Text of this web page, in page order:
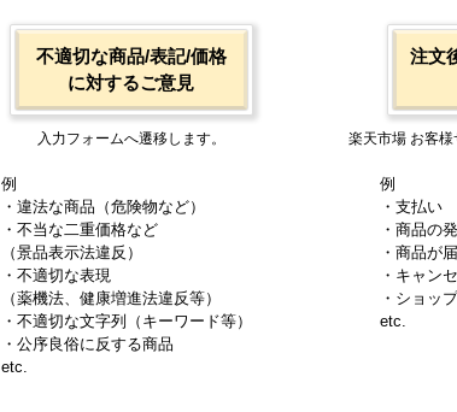
不適切な商品/表記/価格
に対するご意見
入力フォームへ遷移します。
例
・違法な商品（危険物など）
・不当な二重価格など
（景品表示法違反）
・不適切な表現
（薬機法、健康増進法違反等）
・不適切な文字列（キーワード等）
・公序良俗に反する商品
etc.
注文
楽天市場 お客様
例
・支払い
・商品の
・商品が
・キャン
・ショッ
etc.